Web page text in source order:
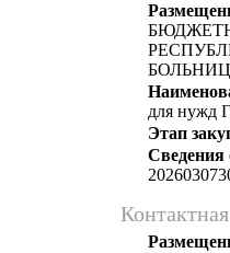
для нужд
Этап
Сведения